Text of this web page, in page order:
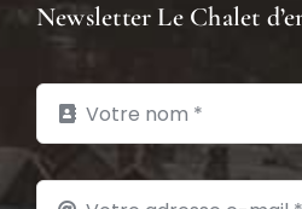
Newsletter Le Chalet